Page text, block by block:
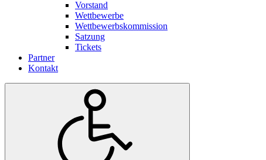
Vorstand
Wettbewerbe
Wettbewerbskommission
Satzung
Tickets
Partner
Kontakt